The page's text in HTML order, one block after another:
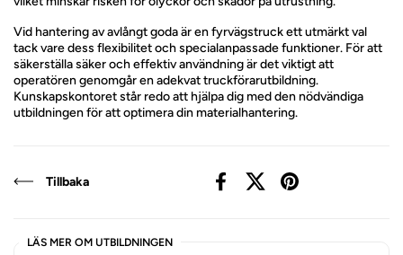
Vid hantering av avlångt goda är en fyrvägstruck ett utmärkt val
tack vare dess flexibilitet och specialanpassade funktioner. För att
säkerställa säker och effektiv användning är det viktigt att
operatören genomgår en adekvat truckförarutbildning.
Kunskapskontoret står redo att hjälpa dig med den nödvändiga
utbildningen för att optimera din materialhantering.
Tillbaka FacebookX (Twitter)Pinterest
LÄS MER OM UTBILDNINGEN